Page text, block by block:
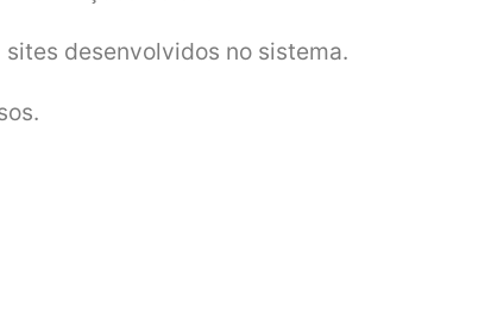
desenvolvidos no sistema.